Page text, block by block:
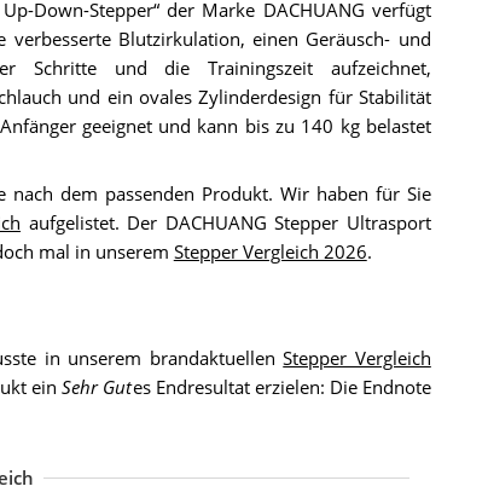
Down-Stepper“ der Marke DACHUANG verfügt
Blutzirkulation, einen Geräusch- und
Schritte und die Trainingszeit aufzeichnet,
und ein ovales Zylinderdesign für Stabilität
geeignet und kann bis zu 140 kg belastet
dem passenden Produkt. Wir haben für Sie
aufgelistet. Der DACHUANG Stepper Ultrasport
mal in unserem Stepper Vergleich 2026.
in unserem brandaktuellenStepper Vergleich
einSehr Gutes Endresultat erzielen: Die Endnote